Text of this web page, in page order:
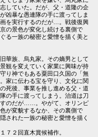
していた。だが、父・道隆の企
凶暴な愚連隊の手に渡ってしま
を実行するのだが…。戦後復興
の景色が変化し続ける裏側で
る一族の秘密と愛憎を描く美と
華族、烏丸家。その嫡男として
観を変えていく家業に興味が持
り神でもある粟田口久国の「無
家に伝わる宝を守り、文化に関
死後、事業を推し進める父・道
の手に渡ってしまう。治道は刀
すのだが……。やがて、オリンピ
が変貌するなか、その裏側で
された一族の秘密と愛憎を描く
７２回直木賞候補作。